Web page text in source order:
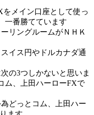
をメイン口座として使っ
一番勝てています
リングルームがＮＨＫ
イス円やドルカナダ通
の3つしかないと思いま
ム、上田ハーローFXで
どっとコム、上田ハー